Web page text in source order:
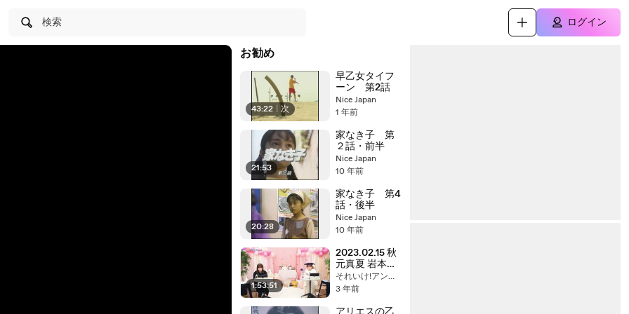
検索 ログイン
お勧め
43:22 次
早乙女タイフ
ーン 第2話
Nice Japan
1 年前
21:53
家なき子 第
２話・前半
Nice Japan
10 年前
20:28
家なき子 第4
話・後半
Nice Japan
10 年前
1:53:51
2023.02.15 秋
元真夏 岩本蓮
加 猫舌
SHOWROOM
んば〜1 part
それいけ!アンパンマン
3 年前